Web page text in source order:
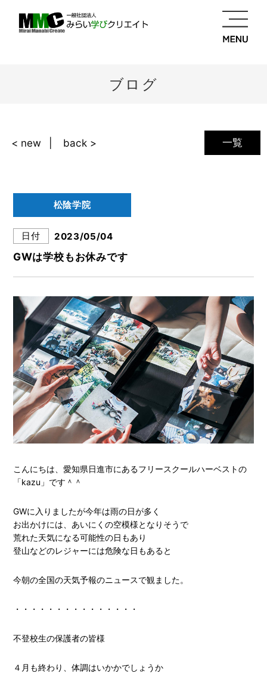
ブログ
一覧
< new back >
松陰学院
日付 2023/05/04
GWは学校もお休みです
こんにちは、愛知県日進市にあるフリースクールハーベストの
「kazu」です＾＾
GWに入りましたが今年は雨の日が多く
お出かけには、あいにくの空模様となりそうで
荒れた天気になる可能性の日もあり
登山などのレジャーには危険な日もあると
今朝の全国の天気予報のニュースで観ました。
・・・・・・・・・・・・・・・
不登校生の保護者の皆様
４月も終わり、体調はいかかでしょうか